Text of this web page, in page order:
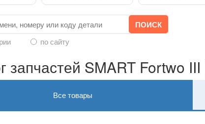
по сайту
запчастей SMART Fortwo
Все товары